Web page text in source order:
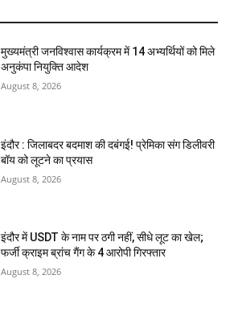
मुख्यमंत्री जनविश्वास कार्यक्रम में 14 अभ्यर्थियों को मिले
अनुकंपा नियुक्ति आदेश
August 8, 2026
इंदौर : जिलाबदर बदमाश की दबंगई! प्रेमिका संग डिलीवरी
बॉय को लूटने का प्रयास
August 8, 2026
इंदौर में USDT के नाम पर ठगी नहीं, सीधे लूट का खेल;
फर्जी क्राइम ब्रांच गैंग के 4 आरोपी गिरफ्तार
August 8, 2026